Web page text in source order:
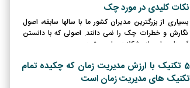
نکات کلیدی در مورد چک
بسیاری از بزرگترین مدیران کشور ما با سالها سابقه، اصول
نگارش و خطرات چک را نمی دانند. اصولی که با دانستن
آن‌ها بسیاری از مشکلات حل می‌شود.
5 تکنیک با ارزش مدیریت زمان که چکیده تمام
تکنیک های مدیریت زمان است